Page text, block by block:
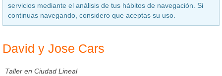
servicios mediante el análisis de tus hábitos de navegación. Si
continuas navegando, considero que aceptas su uso.
David y Jose Cars
Taller en Ciudad Lineal